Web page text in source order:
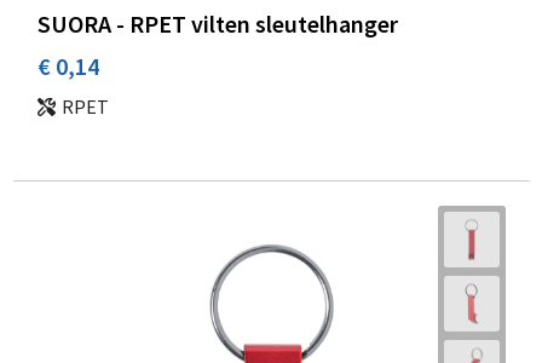
SUORA - RPET vilten sleutelhanger
€ 0,14
RPET